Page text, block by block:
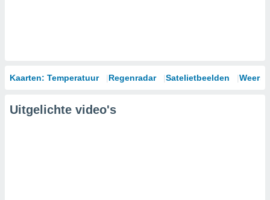
Kaarten: Temperatuur Regenradar Satelietbeelden
Uitgelichte video's